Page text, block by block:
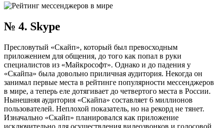
№ 4. Skype
Пресловутый «Скайп», который был превосходным
приложением для общения, до того как попал в руки
специалистов из «Майкрософт». Однако и до падения у
«Скайпа» была довольно приличная аудитория. Некогда он
занимал первые места в рейтинге популярности мессенджеров
в мире, а теперь еле дотягивает до четвертого места в России.
Нынешняя аудитория «Скайпа» составляет 6 миллионов
пользователей. Неплохой показатель, но на рекорд не тянет.
Изначально «Скайп» планировался как приложение
исключительно для осуществления видеозвонков и голосовой